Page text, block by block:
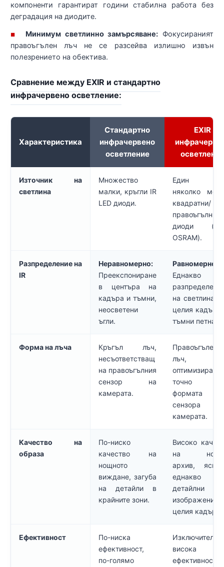
компоненти гарантират години стабилна работа без
деградация на диодите.
■ Минимум светлинно замърсяване: Фокусираният
правоъгълен лъч не се разсейва излишно извън
полезрението на обектива.
Сравнение между EXIR и стандартно
инфрачервено осветление:
Характеристика
Стандартно
инфрачервено
осветление
EXIR
Източник на
светлина
Множество
малки, кръгли IR
LED диоди.
Един
няколко
квадратни/
правоъгълни
диоди
OSRAM).
Разпределение на
IR
Неравномерно:
Преекспониране
в центъра на
кадъра и тъмни,
неосветени
ъгли.
Равномерно:
Еднакво
на
целия кадър,
тъмни петна.
Форма на лъча
Кръгъл лъч,
несъответстващ
на правоъгълния
сензор на
камерата.
Правоъгълен
лъч,
оптимизиран
точно
формата
сензора
камерата.
Качество на
образа
По-ниско
качество на
нощното
виждане, загуба
на детайли в
крайните зони.
Високо
на
архив,
еднакво
детайлни
целия кадър.
Ефективност
По-ниска
ефективност,
по-голямо
Изключително
висока